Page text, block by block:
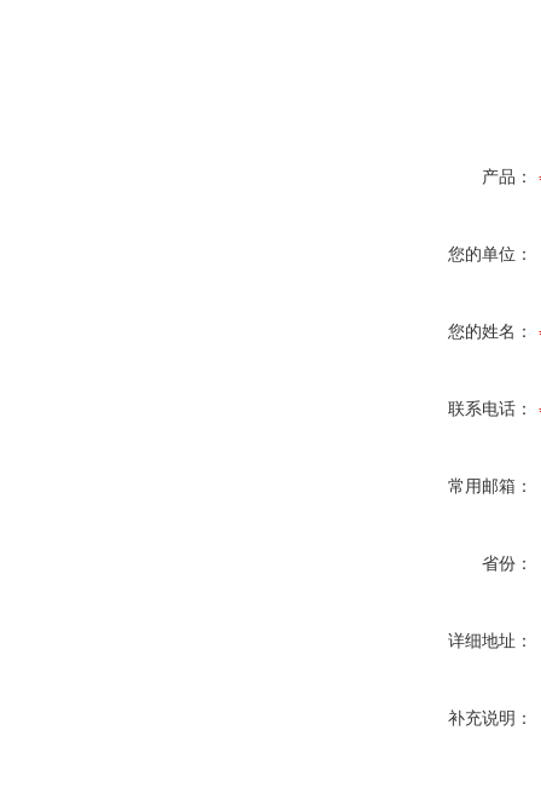
产品：
您的单位：
您的姓名：
联系电话：
常用邮箱：
省份：
详细地址：
补充说明：